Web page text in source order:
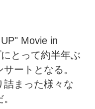
Movie in
とって約半年ぶ
ートとなる。
詰まった様々な